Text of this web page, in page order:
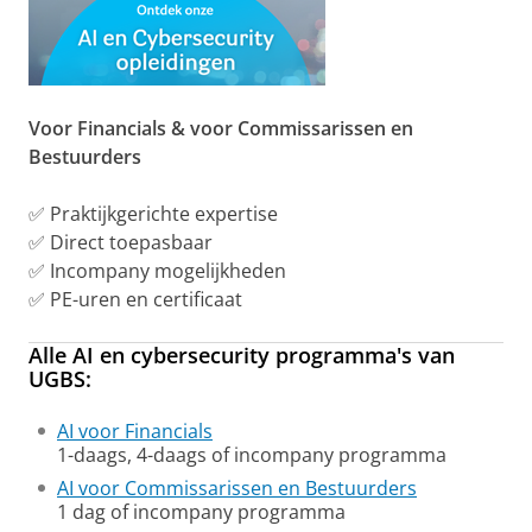
Voor Financials & voor Commissarissen en
Bestuurders
✅ Praktijkgerichte expertise
✅ Direct toepasbaar
✅ Incompany mogelijkheden
✅ PE-uren en certificaat
Alle AI en cybersecurity programma's van
UGBS:
AI voor Financials
1-daags, 4-daags of incompany programma
AI voor Commissarissen en Bestuurders
1 dag of incompany programma